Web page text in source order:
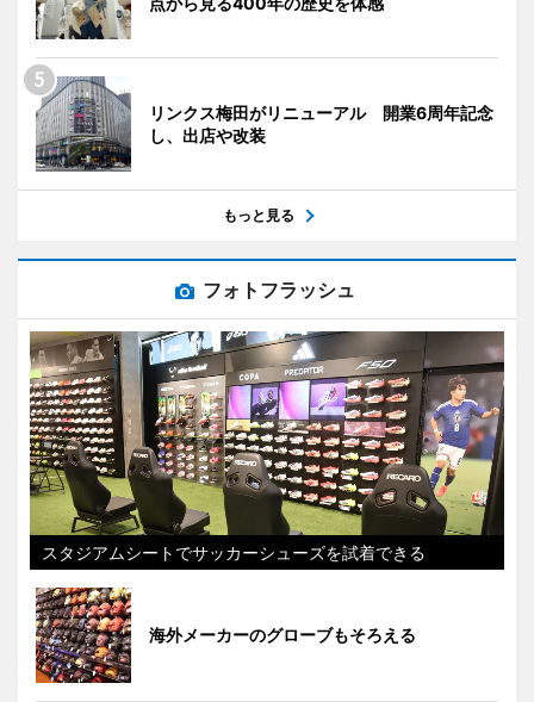
リンクス梅田がリニューアル 開業6周年記念
し、出店や改装
もっと見る
フォトフラッシュ
スタジアムシートでサッカーシューズを試着できる
海外メーカーのグローブもそろえる